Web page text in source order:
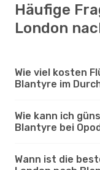
Häufige
London
Wie viel kosten
Blantyre im
Wie kann ich
Blantyre bei
Wann ist die